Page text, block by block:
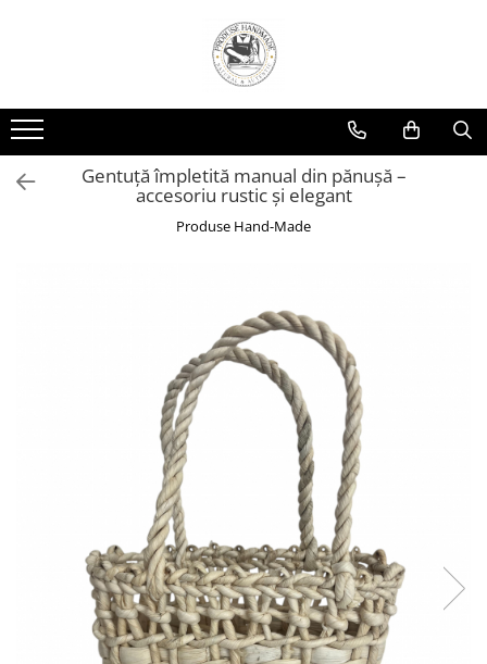
Gentuță împletită manual din pănușă –
accesoriu rustic și elegant
Produse Hand-Made